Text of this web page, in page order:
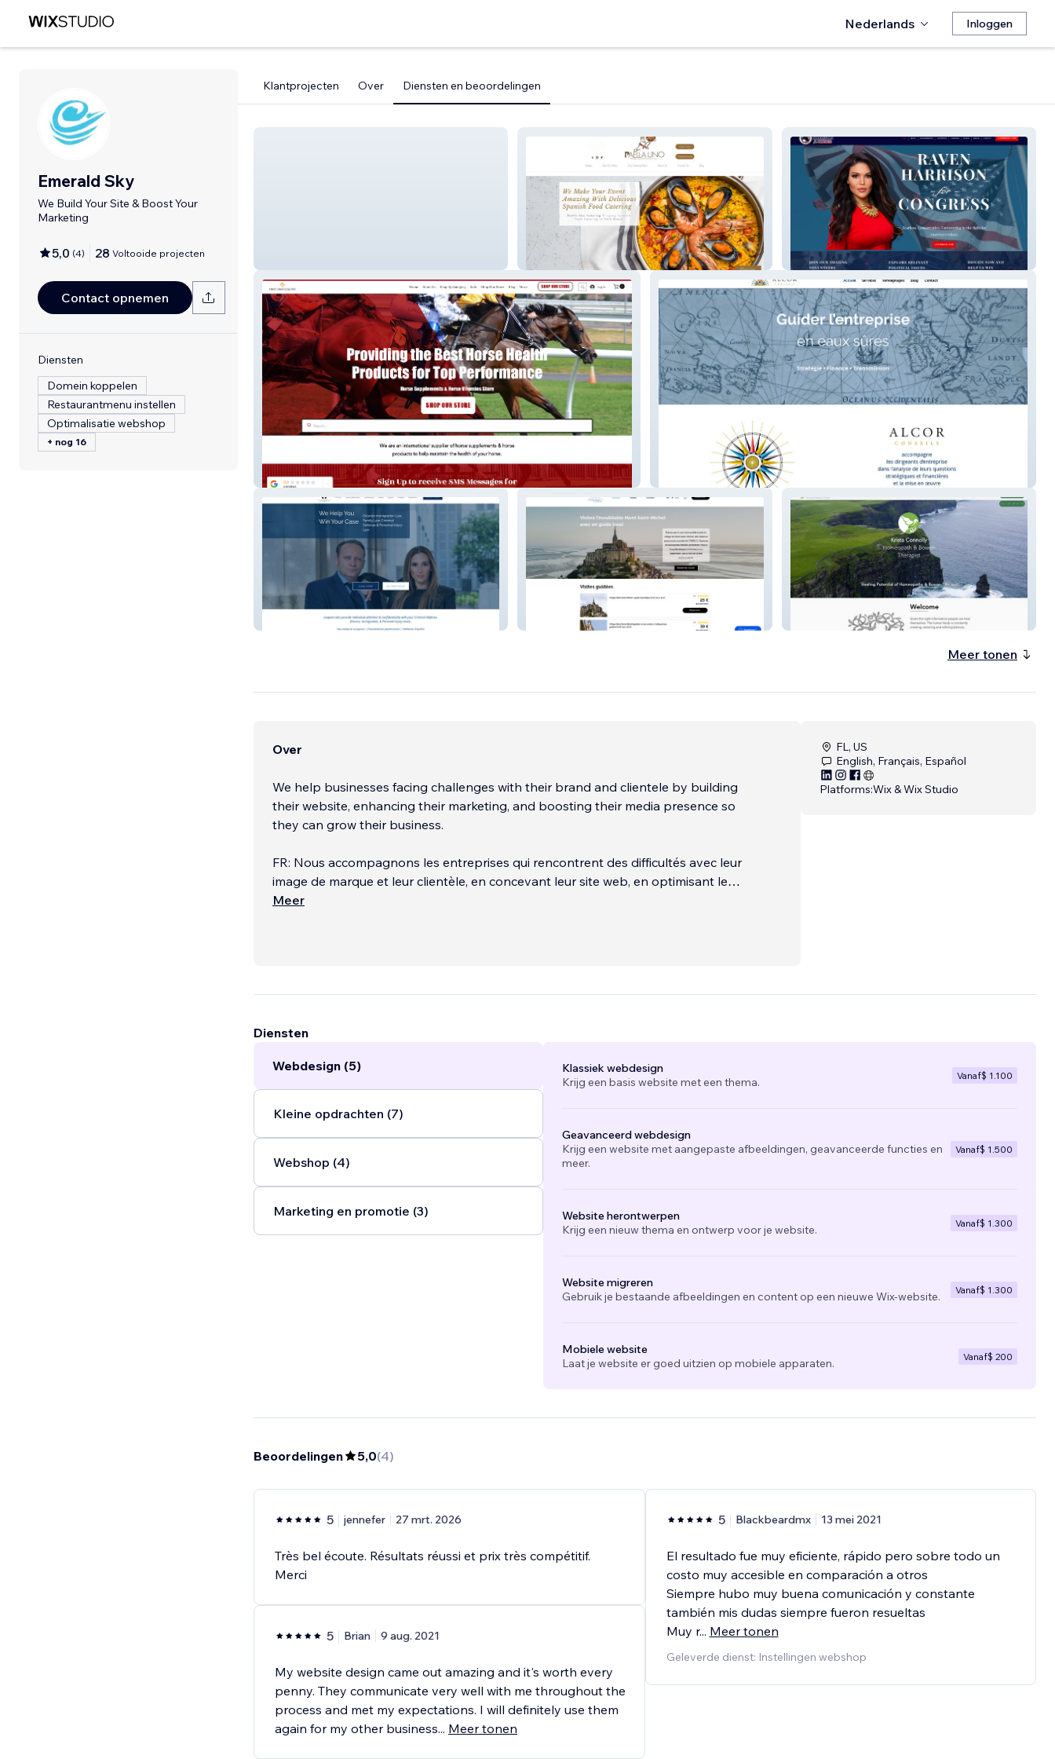
Nederlands Inloggen
Emerald Sky
We Build Your Site & Boost Your
Marketing
5,0 (4) 28 Voltooide projecten
Contact opnemen
Diensten
Domein koppelen
Restaurantmenu instellen
Optimalisatie webshop
+ nog 16
Klantprojecten Over Diensten en beoordelingen
Paella Uno Raven Harrison for Congress
First Choice Equine Alcor Conseils
Pollack & Pollack Guide Saint Michel Krista Connolly
Meer tonen
Over
We help businesses facing challenges with their brand and clientele by building
their website, enhancing their marketing, and boosting their media presence so
they can grow their business.
FR: Nous accompagnons les entreprises qui rencontrent des difficultés avec leur
image de marque et leur clientèle, en concevant leur site web, en optimisant leur
marketing et en renforçant leur présence médiatique — pour les aider
Meer
FL, US
English, Français, Español
Platforms:Wix & Wix Studio
Diensten
Webdesign (5)
Kleine opdrachten (7)
Webshop (4)
Marketing en promotie (3)
Klassiek webdesign
Krijg een basis website met een thema.
Vanaf$ 1.100
Geavanceerd webdesign
Krijg een website met aangepaste afbeeldingen, geavanceerde functies en
meer.
Vanaf$ 1.500
Website herontwerpen
Krijg een nieuw thema en ontwerp voor je website.
Vanaf$ 1.300
Website migreren
Gebruik je bestaande afbeeldingen en content op een nieuwe Wix-website.
Vanaf$ 1.300
Mobiele website
Laat je website er goed uitzien op mobiele apparaten.
Vanaf$ 200
Beoordelingen 5,0(4)
5 jennefer 27 mrt. 2026
Très bel écoute. Résultats réussi et prix très compétitif.
Merci
5 Brian 9 aug. 2021
My website design came out amazing and it's worth every
penny. They communicate very well with me throughout the
process and met my expectations. I will definitely use them
again for my other business... Meer tonen
5 Blackbeardmx 13 mei 2021
El resultado fue muy eficiente, rápido pero sobre todo un
costo muy accesible en comparación a otros
Siempre hubo muy buena comunicación y constante
también mis dudas siempre fueron resueltas
Muy r... Meer tonen
Geleverde dienst: Instellingen webshop